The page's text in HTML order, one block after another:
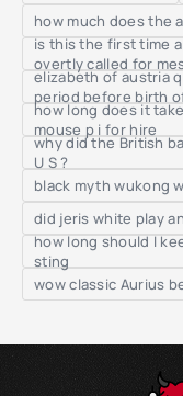
how much does the
is this the first time
overtly called for
elizabeth of austria
period before birth
how long does it
mouse p i for hire
why did the British
U S ?
black myth wukong
did jeris white play
how long should I
sting
wow classic Aurius